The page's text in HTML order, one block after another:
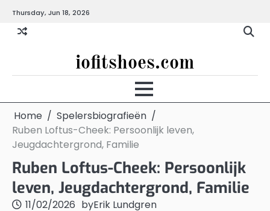
content
Thursday, Jun 18, 2026
iofitshoes.com
Home
Spelersbiografieën
Ruben Loftus-Cheek: Persoonlijk leven,
Jeugdachtergrond, Familie
Ruben Loftus-Cheek: Persoonlijk
leven, Jeugdachtergrond, Familie
11/02/2026 byErik Lundgren